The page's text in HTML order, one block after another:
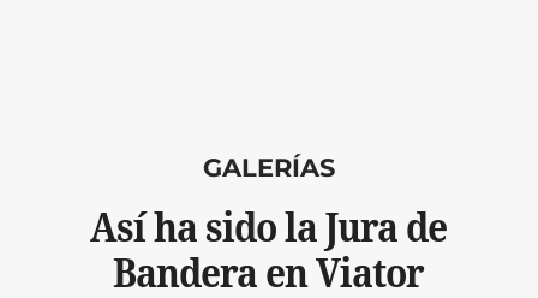
GALERÍAS
Así ha sido la Jura de
Bandera en Viator